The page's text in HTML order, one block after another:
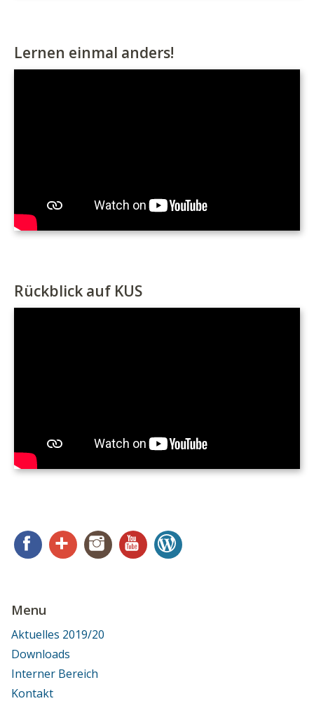
Lernen einmal anders!
Rückblick auf KUS
FacebookGoogle+ InstagramYouTube
Menu
Aktuelles 2019/20
Downloads
Interner Bereich
Kontakt